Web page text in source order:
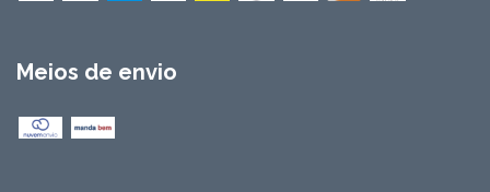
Meios de envio